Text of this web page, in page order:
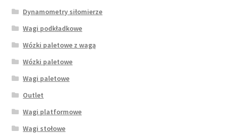
Dynamometry siłomierze
Wagi podkładkowe
Wózki paletowe z wagą
Wózki paletowe
Wagi paletowe
Outlet
Wagi platformowe
Wagi stołowe